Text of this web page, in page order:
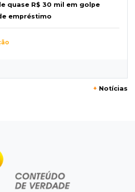
quase R$ 30 mil em golpe
empréstimo
de MS cresce 17,8% com
anuncia vencedores e
no dia 20
+ Notícias